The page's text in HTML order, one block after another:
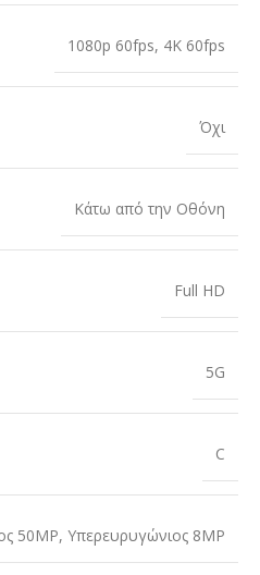
1080p 60fps, 4K 60fps
Όχι
Κάτω από την Οθόνη
Full HD
5G
C
50MP, Υπερευρυγώνιος 8MP